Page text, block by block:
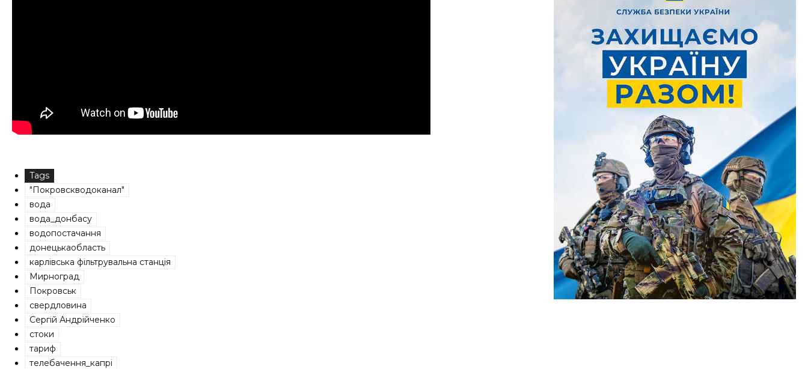
Tags
"Покровскводоканал"
вода
вода_донбасу
водопостачання
донецькаобласть
карлівська фільтрувальна станція
Мирноград
Покровськ
свердловина
Сергій Андрійченко
стоки
тариф
телебачення_капрі